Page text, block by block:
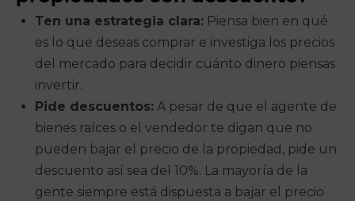
Ten una estrategia clara: Piensa bien en qué
es lo que deseas comprar e investiga los precios
del mercado para decidir cuánto dinero piensas
invertir.
Pide descuentos: A pesar de que el agente de
bienes raíces o el vendedor te digan que no
pueden bajar el precio de la propiedad, pide un
descuento así sea del 10%. La mayoría de la
gente siempre está dispuesta a bajar el precio